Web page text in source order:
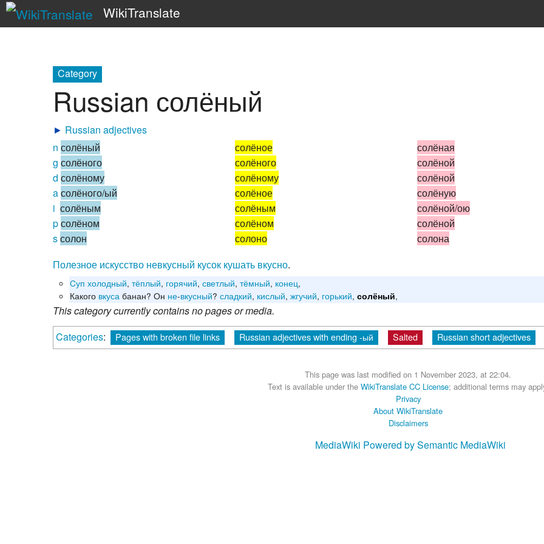
WikiTranslate
Category
Russian солёный
► Russian adjectives
n солёный
g солёного
d солёному
aсолёного/ый
i солёным
pсолёном
sсолон
солёное
солёного
солёному
солёное
солёным
солёном
солоно
солёная
солёной
солёной
солёную
солёной/ою
солёной
солона
Полезное искусство невкусный кусок кушать вкусно.
Cуп холодный,тёплый, горячий,светлый,тёмный, конец,
Какого вкуса банан? Он не-вкусный?сладкий, кислый,жгучий, горький,солёный,
This category currently contains no pages or media.
Categories: Pages with broken file links Russian adjectives with ending -ый Salted Russian short adjectives
This page was last modified on 1 November 2023, at 22:04.
Text is available under the WikiTranslate CC License; additional terms may
Privacy
About WikiTranslate
Disclaimers
MediaWiki Powered by Semantic MediaWiki